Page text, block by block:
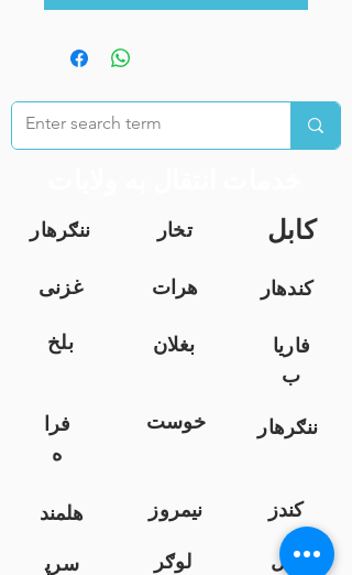
ننګرهار تخار کابل
غزنی هرات
کندهار
بلخ
بغلان
فاریا
ب
فرا
ه
خوست ننګرهار
هلمند نیمروز
کندز
سرپ
لوګر زابل